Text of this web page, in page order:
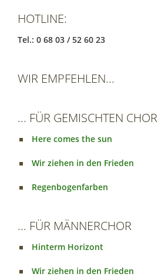
HOTLINE:
Tel.: 0 68 03 / 52 60 23
WIR EMPFEHLEN...
... FÜR GEMISCHTEN CHOR
Here comes the sun
Wir ziehen in den Frieden
Regenbogenfarben
... FÜR MÄNNERCHOR
Hinterm Horizont
Wir ziehen in den Frieden